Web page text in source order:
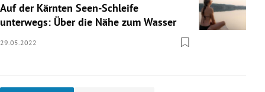
Auf der Kärnten Seen-Schleife
unterwegs: Über die Nähe zum Wasser
29.05.2022